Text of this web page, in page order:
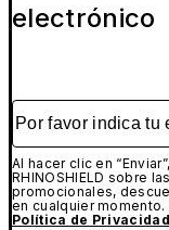
electrónico
Por favor indica tu
Al hacer clic en
RHINOSHIELD sobre
promocionales,
en cualquier
Política de Privacidad